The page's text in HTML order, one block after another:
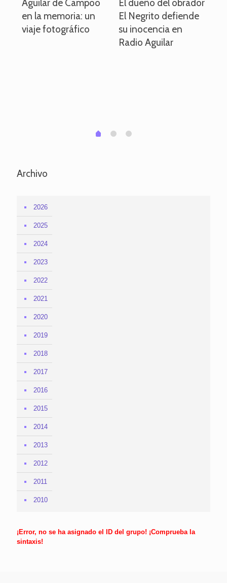
Aguilar de Campoo
en la memoria: un
viaje fotográfico
El dueño del obrador
El Negrito defiende
su inocencia en
Radio Aguilar
0 1 2
Archivo
2026
2025
2024
2023
2022
2021
2020
2019
2018
2017
2016
2015
2014
2013
2012
2011
2010
¡Error, no se ha asignado el ID del grupo! ¡Comprueba la
sintaxis!